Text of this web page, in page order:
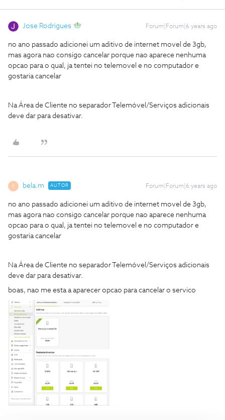
Jose Rodrigues Forum|Forum|6 years ago
no ano passado adicionei um aditivo de internet movel de 3gb,
mas agora nao consigo cancelar porque nao aparece nenhuma
opcao para o qual, ja tentei no telemovel e no computador e
gostaria cancelar
Na Área de Cliente no separador Telemóvel/Serviços adicionais
deve dar para desativar.
B bela.m AUTOR Forum|Forum|6 years ago
no ano passado adicionei um aditivo de internet movel de 3gb,
mas agora nao consigo cancelar porque nao aparece nenhuma
opcao para o qual, ja tentei no telemovel e no computador e
gostaria cancelar
Na Área de Cliente no separador Telemóvel/Serviços adicionais
deve dar para desativar.
boas, nao me esta a aparecer opcao para cancelar o servico